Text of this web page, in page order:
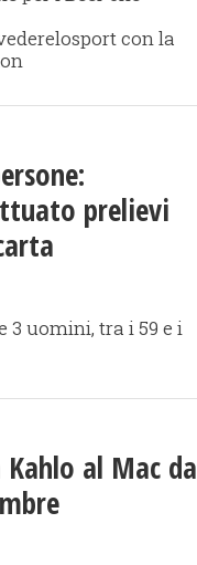
con la
prelievi
3 uomini, tra i 59 e i
al Mac da